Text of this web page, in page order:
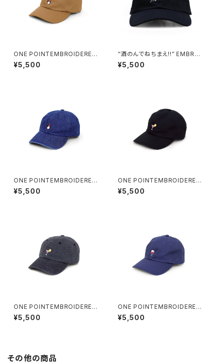
ONE POINTEMBROIDERED
CAP “whiskey” cotton
¥5,500
“酒のんでねちまえ!!” EMBROI
¥5,500
ONE POINTEMBROIDERED
CAP “whiskey” denim
¥5,500
ONE POINTEMBROIDERED
CAP “cocktail” cotton
¥5,500
ONE POINTEMBROIDERED
CAP “cocktail” denim
¥5,500
ONE POINTEMBROIDERED
CAP “wine” cotton
¥5,500
その他の商品